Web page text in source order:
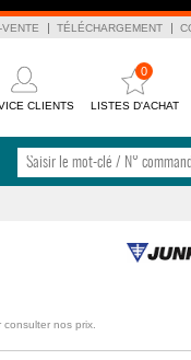
TÉLÉCHARGEMENT
CLIENTS
0
LISTES D'ACHAT
nos prix.